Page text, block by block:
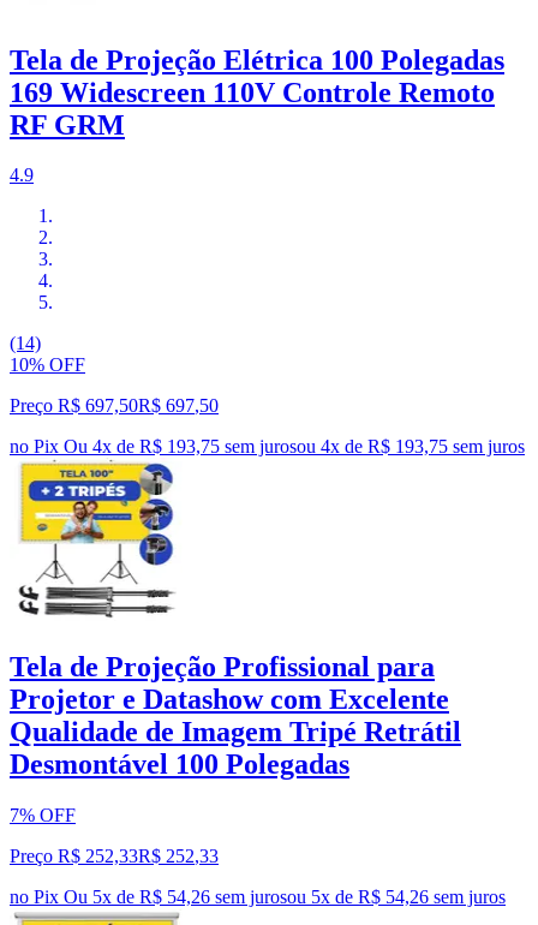
Tela de Projeção Elétrica 100 Polegadas
169 Widescreen 110V Controle Remoto
RF GRM
4.9
(14)
10% OFF
Preço R$ 697,50R$ 697,50
no Pix Ou 4x de R$ 193,75 sem jurosou 4x de R$ 193,75 sem juros
Tela de Projeção Profissional para
Projetor e Datashow com Excelente
Qualidade de Imagem Tripé Retrátil
Desmontável 100 Polegadas
7% OFF
Preço R$ 252,33R$ 252,33
no Pix Ou 5x de R$ 54,26 sem jurosou 5x de R$ 54,26 sem juros